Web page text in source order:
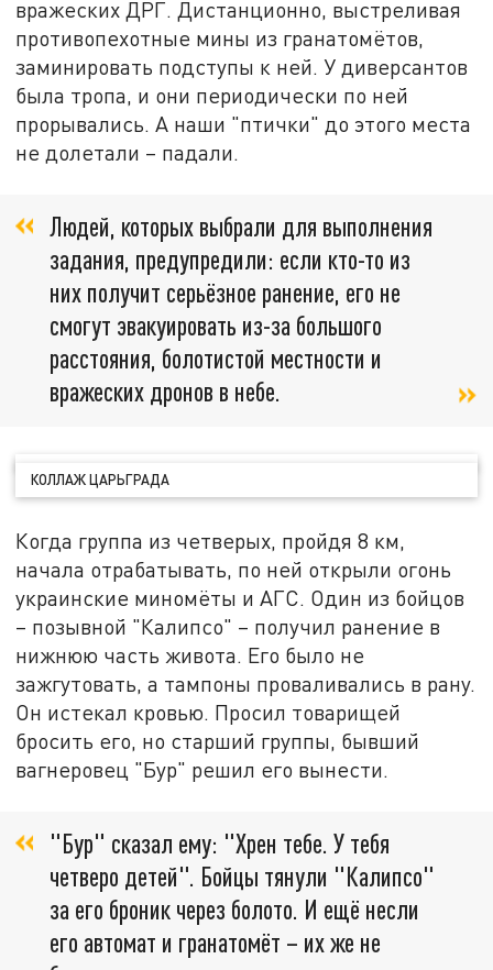
вражеских ДРГ. Дистанционно, выстреливая
противопехотные мины из гранатомётов,
заминировать подступы к ней. У диверсантов
была тропа, и они периодически по ней
прорывались. А наши "птички" до этого места
не долетали – падали.
Людей, которых выбрали для выполнения
задания, предупредили: если кто-то из
них получит серьёзное ранение, его не
смогут эвакуировать из-за большого
расстояния, болотистой местности и
вражеских дронов в небе.
КОЛЛАЖ ЦАРЬГРАДА
Когда группа из четверых, пройдя 8 км,
начала отрабатывать, по ней открыли огонь
украинские миномёты и АГС. Один из бойцов
– позывной "Калипсо" – получил ранение в
нижнюю часть живота. Его было не
зажгутовать, а тампоны проваливались в рану.
Он истекал кровью. Просил товарищей
бросить его, но старший группы, бывший
вагнеровец "Бур" решил его вынести.
"Бур" сказал ему: "Хрен тебе. У тебя
четверо детей". Бойцы тянули "Калипсо"
за его броник через болото. И ещё несли
его автомат и гранатомёт – их же не